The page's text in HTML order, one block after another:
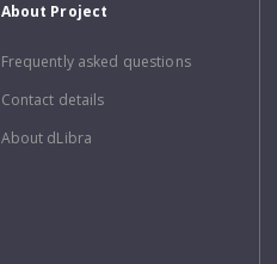
About Project
Frequently asked questions
Contact details
About dLibra